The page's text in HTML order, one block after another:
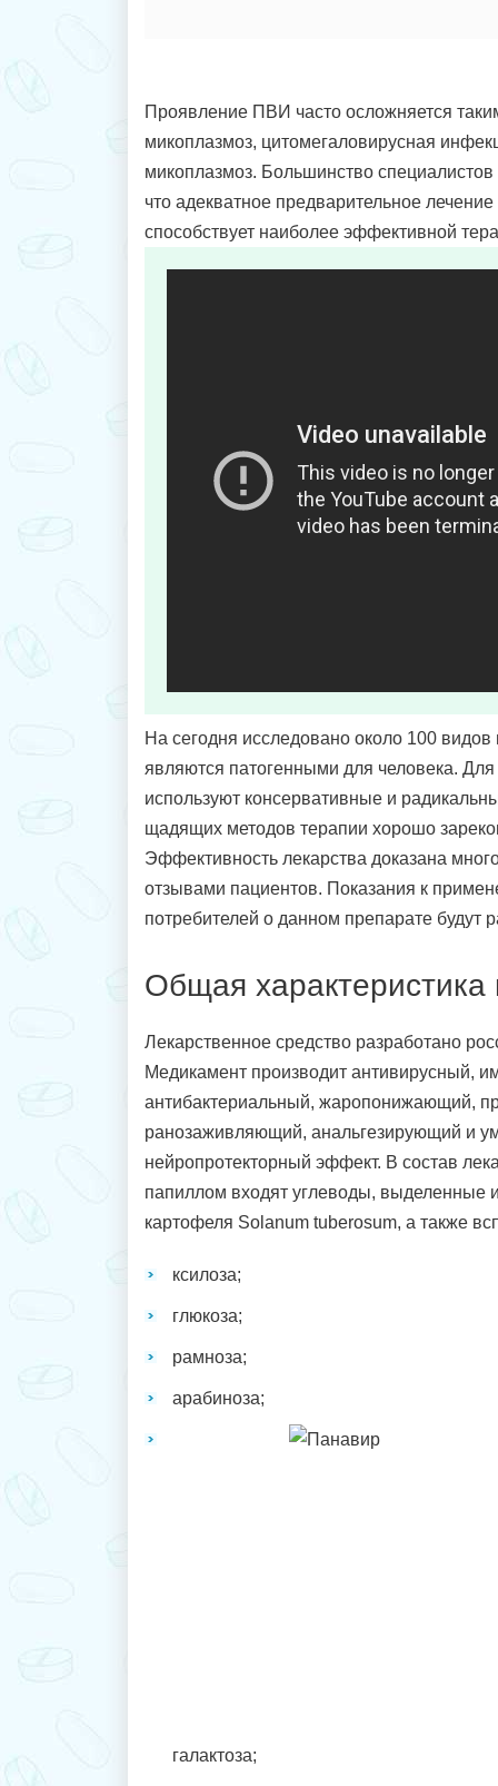
Проявление ПВИ часто осложняется
микоплазмоз, цитомегаловирусная
микоплазмоз. Большинство
что адекватное предварительное
способствует наиболее эффективной
На сегодня исследовано около 100 видов
являются патогенными для человека.
используют консервативные и
щадящих методов терапии хорошо
Эффективность лекарства доказана
отзывами пациентов. Показания к
потребителей о данном препарате будут
Общая характеристика
Лекарственное средство разработано
Медикамент производит антивирусный,
антибактериальный, жаропонижающий,
ранозаживляющий, анальгезирующий и
нейропротекторный эффект. В состав
папиллом входят углеводы, выделенные
картофеля Solanum tuberosum, а также
ксилоза;
глюкоза;
рамноза;
арабиноза;
галактоза;